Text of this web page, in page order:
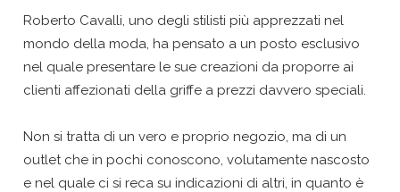
Roberto Cavalli, uno degli stilisti più apprezzati nel
mondo della moda, ha pensato a un posto esclusivo
nel quale presentare le sue creazioni da proporre ai
clienti affezionati della griffe a prezzi davvero speciali.
Non si tratta di un vero e proprio negozio, ma di un
outlet che in pochi conoscono, volutamente nascosto
e nel quale ci si reca su indicazioni di altri, in quanto è